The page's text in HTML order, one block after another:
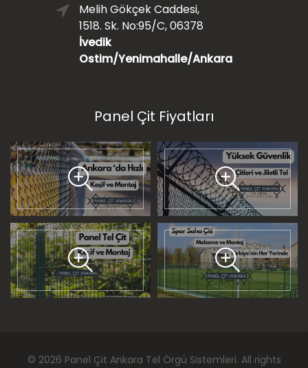
Melih Gökçek Caddesi,
1518. Sk. No:95/C, 06378
İvedik
Ostim/Yenimahalle/Ankara
Panel Çit Fiyatları
© 2026 Panel Çit Ankara Tel Örgü Sistemleri. All rights